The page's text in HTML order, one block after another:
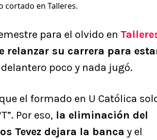
cortado en Talleres.
para el olvido en
relanzar su carrera para
delantero poco y nada jugó.
el formado en U Católica
Por eso, la eliminación del
Tevez dejara la banca y el